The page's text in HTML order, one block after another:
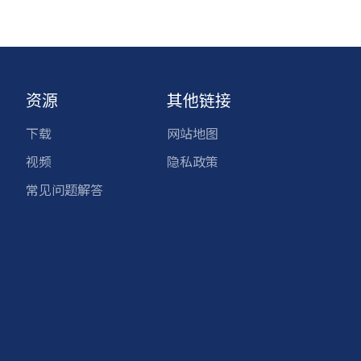
资源
下载
视频
常见问题解答
其他链接
网站地图
隐私政策